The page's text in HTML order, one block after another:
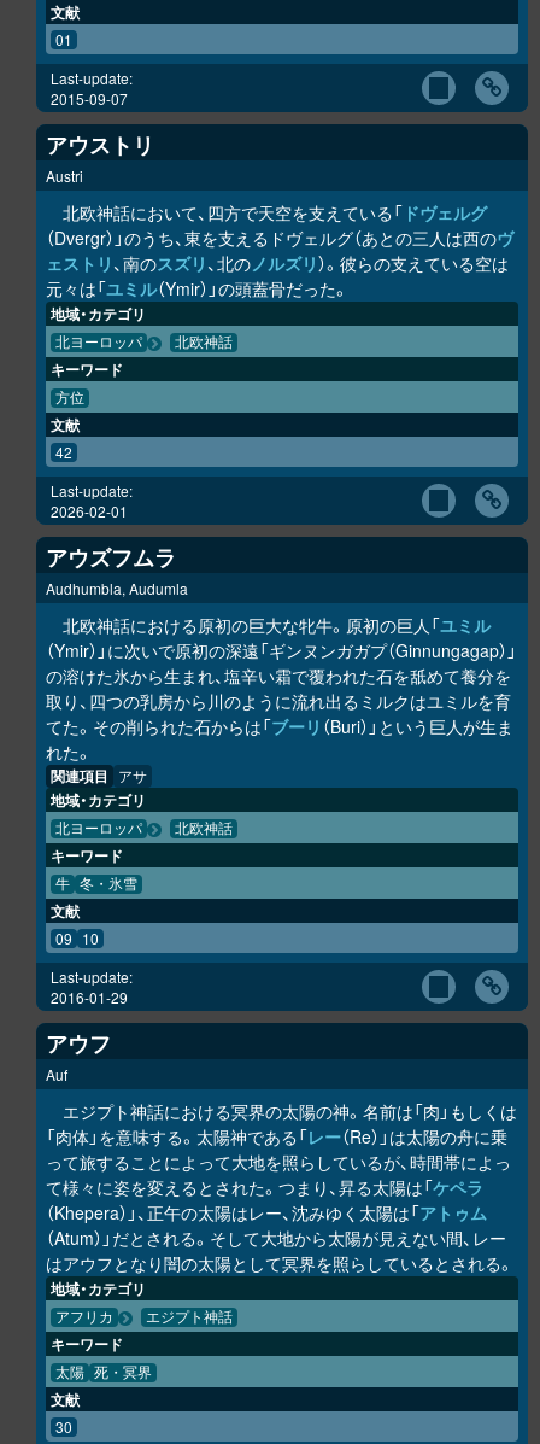
文献
01
Last-update:
2015-09-07
アウストリ
Austri
北欧神話において、四方で天空を支えている「 ドヴェルグ
（Dvergr）」のうち、東を支えるドヴェルグ（あとの三人は西のヴ
ェストリ 、南のスズリ 、北のノルズリ）。彼らの支えている空は
元々は「ユミル（Ymir）」の頭蓋骨だった。
地域・カテゴリ
北ヨーロッパ 北欧神話
キーワード
方位
文献
42
Last-update:
2026-02-01
アウズフムラ
Audhumbla, Audumla
北欧神話における原初の巨大な牝牛。原初の巨人「ユミル
（Ymir）」に次いで原初の深遠「ギンヌンガガプ（Ginnungagap）」
の溶けた氷から生まれ、塩辛い霜で覆われた石を舐めて養分を
取り、四つの乳房から川のように流れ出るミルクはユミルを育
てた。その削られた石からは「ブーリ （Buri）」という巨人が生ま
れた。
関連項目 アサ
地域・カテゴリ
北ヨーロッパ 北欧神話
キーワード
牛 冬・氷雪
文献
09 10
Last-update:
2016-01-29
アウフ
Auf
エジプト神話における冥界の太陽の神。名前は「肉」もしくは
「肉体」を意味する。太陽神である「レー（Re）」は太陽の舟に乗
って旅することによって大地を照らしているが、時間帯によっ
て様々に姿を変えるとされた。つまり、昇る太陽は「ケペラ
（Khepera）」、正午の太陽はレー、沈みゆく太陽は「アトゥム
（Atum）」だとされる。そして大地から太陽が見えない間、レー
はアウフとなり闇の太陽として冥界を照らしているとされる。
地域・カテゴリ
アフリカ エジプト神話
キーワード
太陽 死・冥界
文献
30